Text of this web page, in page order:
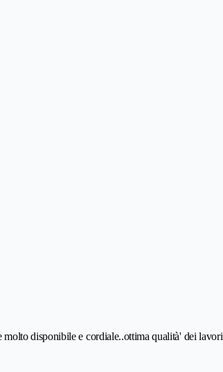
disponibile e cordiale..ottima qualità' dei lavori